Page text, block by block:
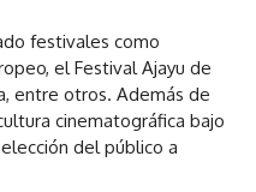
festivales como
el Festival Ajayu de
entre otros. Además de
cinematográfica bajo
del público a